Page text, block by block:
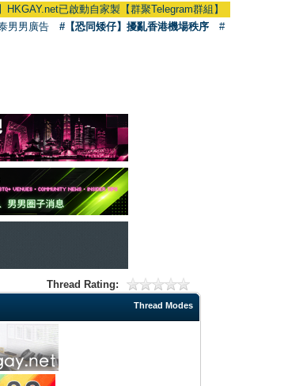
已啟動自家製【群聚Telegram群組】 HKGAY.net
男男廣告 #【恐同矮仔】擾亂香港機場秩序
#
Thread Rating:
Thread Modes